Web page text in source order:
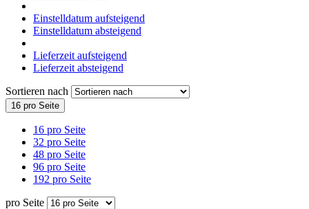
Einstelldatum aufsteigend
Einstelldatum absteigend
Lieferzeit aufsteigend
Lieferzeit absteigend
Sortieren nach
16 pro Seite
16 pro Seite
32 pro Seite
48 pro Seite
96 pro Seite
192 pro Seite
pro Seite